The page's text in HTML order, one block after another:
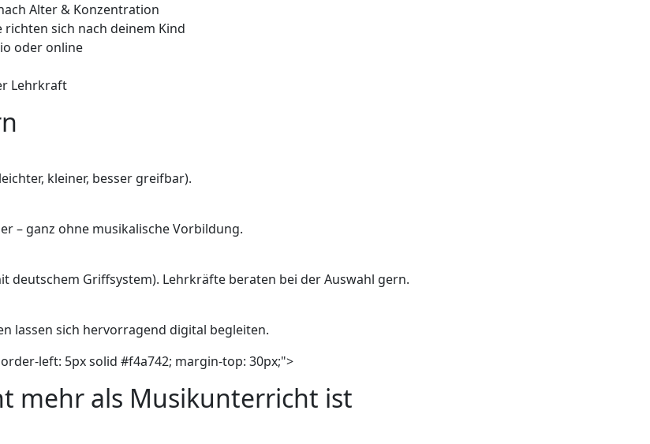
Alter & Konzentration
sich nach deinem Kind
oder online
Lehrkraft
kleiner, besser greifbar).
– ganz ohne musikalische Vorbildung.
deutschem Griffsystem). Lehrkräfte beraten bei der Auswahl gern.
lassen sich hervorragend digital begleiten.
left: 5px solid #f4a742; margin-top: 30px;">
mehr als Musikunterricht ist